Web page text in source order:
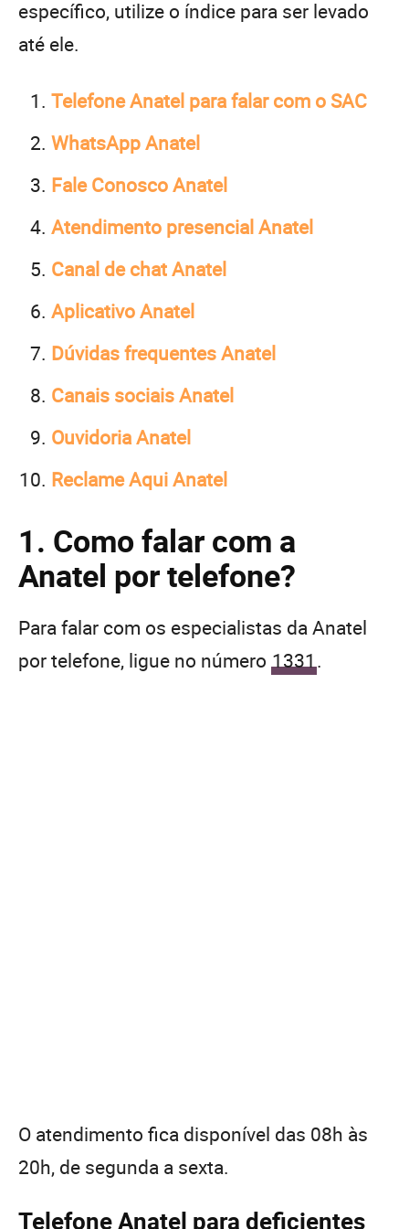
específico, utilize o índice para ser levado
até ele.
Telefone Anatel para falar com o SAC
WhatsApp Anatel
Fale Conosco Anatel
Atendimento presencial Anatel
Canal de chat Anatel
Aplicativo Anatel
Dúvidas frequentes Anatel
Canais sociais Anatel
Ouvidoria Anatel
Reclame Aqui Anatel
1. Como falar com a
Anatel por telefone?
Para falar com os especialistas da Anatel
por telefone, ligue no número 1331.
O atendimento fica disponível das 08h às
20h, de segunda a sexta.
Telefone Anatel para deficientes